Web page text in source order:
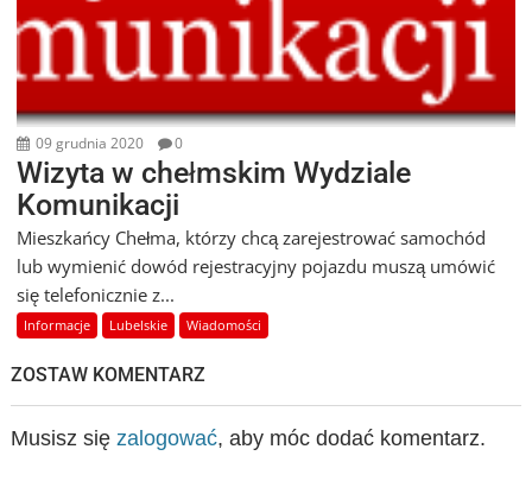
09 grudnia 2020 0
Wizyta w chełmskim Wydziale
Komunikacji
Mieszkańcy Chełma, którzy chcą zarejestrować samochód
lub wymienić dowód rejestracyjny pojazdu muszą umówić
się telefonicznie z...
Informacje Lubelskie Wiadomości
ZOSTAW KOMENTARZ
Musisz sięzalogować, aby móc dodać komentarz.